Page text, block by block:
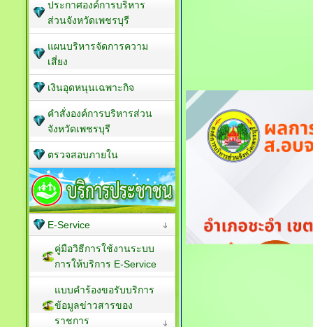
ประกาศองค์การบริหาร
ส่วนจังหวัดเพชรบุรี
แผนบริหารจัดการความ
เสี่ยง
เงินอุดหนุนเฉพาะกิจ
คำสั่งองค์การบริหารส่วน
จังหวัดเพชรบุรี
ตรวจสอบภายใน
E-Service
คู่มือวิธีการใช้งานระบบ
การให้บริการ E-Service
แบบคำร้องขอรับบริการ
ข้อมูลข่าวสารของ
ราชการ